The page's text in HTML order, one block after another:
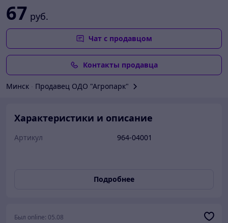
67 руб.
Чат с продавцом
Контакты продавца
Минск Продавец ОДО "Агропарк"
Характеристики и описание
Артикул 964-04001
Подробнее
Был online: 05.08